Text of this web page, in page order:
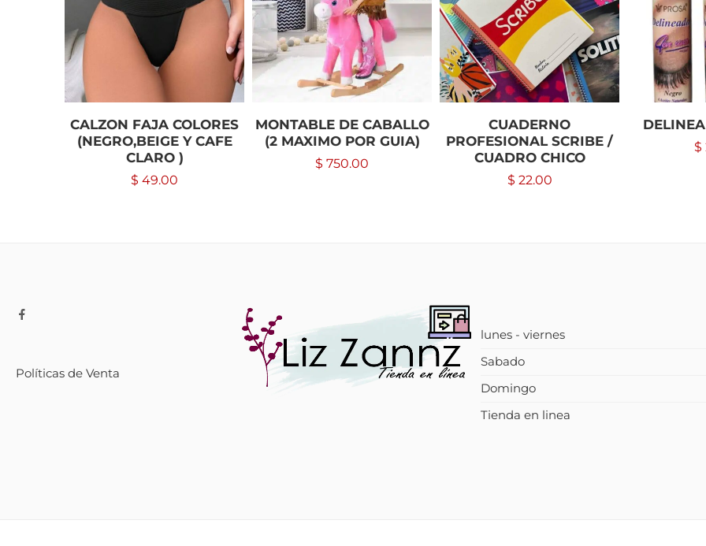
CALZON FAJA COLORES
(NEGRO,BEIGE Y CAFE
CLARO )
$ 49.00
MONTABLE DE CABALLO
(2 MAXIMO POR GUIA)
$ 750.00
CUADERNO
PROFESIONAL SCRIBE /
CUADRO CHICO
$ 22.00
$
Políticas de Venta
lunes - viernes
Sabado
Domingo
Tienda en linea